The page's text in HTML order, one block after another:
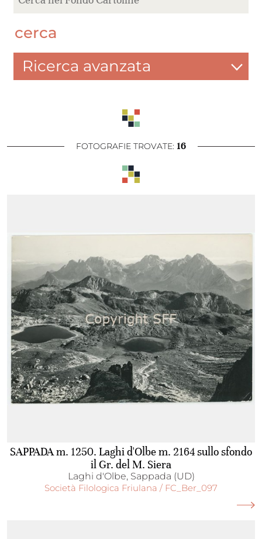
cerca
Ricerca avanzata
FOTOGRAFIE TROVATE: 16
SAPPADA m. 1250. Laghi d'Olbe m. 2164 sullo sfondo
il Gr. del M. Siera
Laghi d'Olbe, Sappada (UD)
Società Filologica Friulana / FC_Ber_097